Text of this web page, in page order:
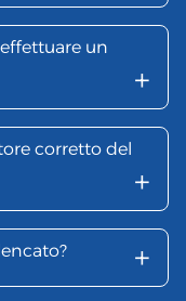
un
+
corretto del
+
+